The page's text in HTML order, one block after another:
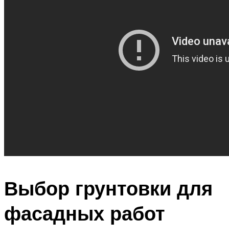
Выбор грунтовки для
фасадных работ